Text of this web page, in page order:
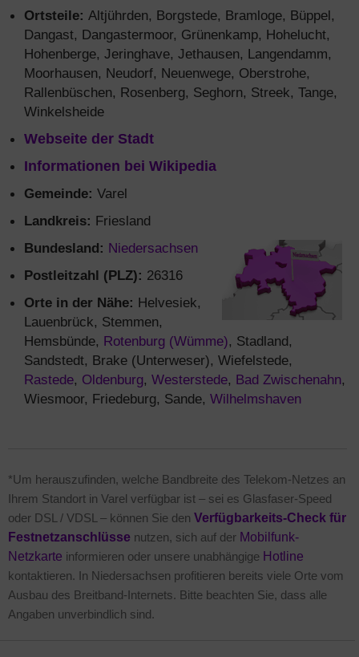
Ortsteile: Altjührden, Borgstede, Bramloge, Büppel,
Dangast, Dangastermoor, Grünenkamp, Hohelucht,
Hohenberge, Jeringhave, Jethausen, Langendamm,
Moorhausen, Neudorf, Neuenwege, Oberstrohe,
Rallenbüschen, Rosenberg, Seghorn, Streek, Tange,
Winkelsheide
Webseite der Stadt
Informationen bei Wikipedia
Gemeinde: Varel
Landkreis: Friesland
Bundesland: Niedersachsen
Postleitzahl (PLZ): 26316
Orte in der Nähe: Helvesiek,
Lauenbrück, Stemmen,
Hemsbünde, Rotenburg (Wümme), Stadland,
Sandstedt, Brake (Unterweser), Wiefelstede,
Rastede, Oldenburg, Westerstede, Bad Zwischenahn,
Wiesmoor, Friedeburg, Sande, Wilhelmshaven
*Um herauszufinden, welche Bandbreite des Telekom-Netzes an
Ihrem Standort in Varel verfügbar ist – sei es Glasfaser-Speed
oder DSL / VDSL – können Sie den Verfügbarkeits-Check für
Festnetzanschlüsse nutzen, sich auf der Mobilfunk-
Netzkarte informieren oder unsere unabhängige Hotline
kontaktieren. In Niedersachsen profitieren bereits viele Orte vom
Ausbau des Breitband-Internets. Bitte beachten Sie, dass alle
Angaben unverbindlich sind.